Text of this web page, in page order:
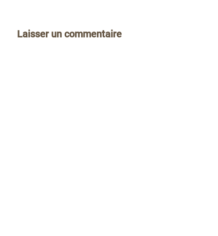
Laisser un commentaire